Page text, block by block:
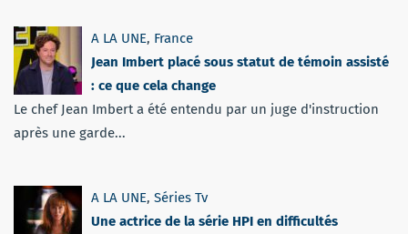
A LA UNE, France
Jean Imbert placé sous statut de témoin assisté
: ce que cela change
Le chef Jean Imbert a été entendu par un juge d'instruction
après une garde...
A LA UNE, Séries Tv
Une actrice de la série HPI en difficultés